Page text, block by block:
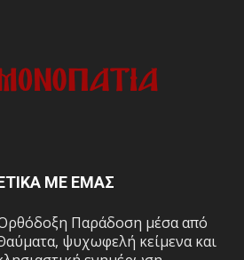
ΜΕ ΕΜΑΣ
Παράδοση μέσα από
ψυχωφελή κείμενα και